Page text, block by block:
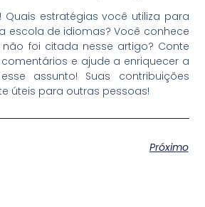
Quais estratégias você utiliza para
escola de idiomas? Você conhece
foi citada nesse artigo? Conte
e ajude a enriquecer a
assunto! Suas contribuições
úteis para outras pessoas!
Próximo